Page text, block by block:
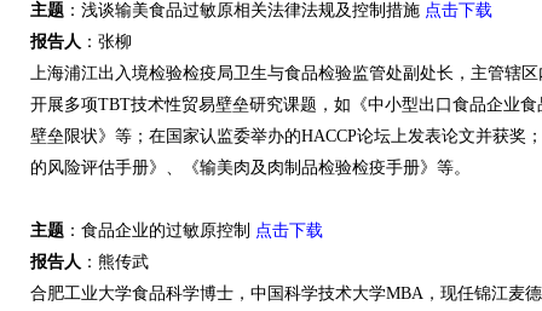
主题 ：浅谈输美食品过敏原相关法律法规及控制措施 点击下载
报告人 ：张柳
上海浦江出入境检验检疫局卫生与食品检验监管处副处长，主管辖
开展多项TBT技术性贸易壁垒研究课题，如《中小型出口食品企业
壁垒限状》等；在国家认监委举办的HACCP论坛上发表论文并获奖
的风险评估手册》、《输美肉及肉制品检验检疫手册》等。
主题 ：食品企业的过敏原控制 点击下载
报告人 ：熊传武
合肥工业大学食品科学博士，中国科学技术大学MBA，现任锦江麦